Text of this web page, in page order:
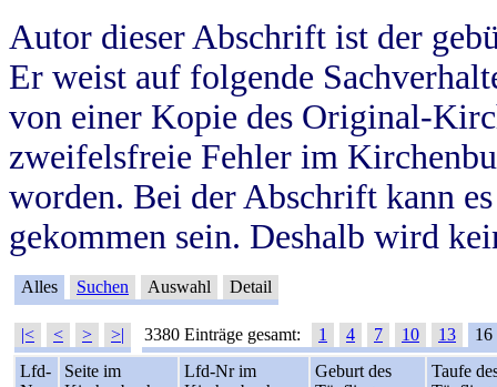
Autor dieser Abschrift ist der
Er weist auf folgende
von einer Kopie des Original-
zweifelsfreie Fehler im
worden. Bei der Abschrift kann
gekommen sein. Deshalb wird
Alles Suchen Auswahl Detail
|< < > >| 3380 Einträge gesamt: 1 4 7 10 13
16
Lfd-
Seite im
Lfd-Nr im
Geburt des
Taufe